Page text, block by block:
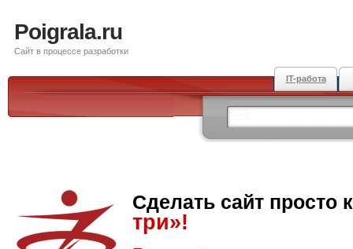
Poigrala.ru
Сайт в процессе разработки
IT-работа
Сделать сайт просто
три»!